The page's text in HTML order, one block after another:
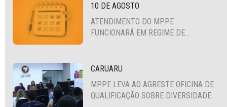
10 DE AGOSTO
ATENDIMENTO DO MPPE
FUNCIONARÁ EM REGIME DE
CARUARU
MPPE LEVA AO AGRESTE OFICINA DE
QUALIFICAÇÃO SOBRE DIVERSIDADE